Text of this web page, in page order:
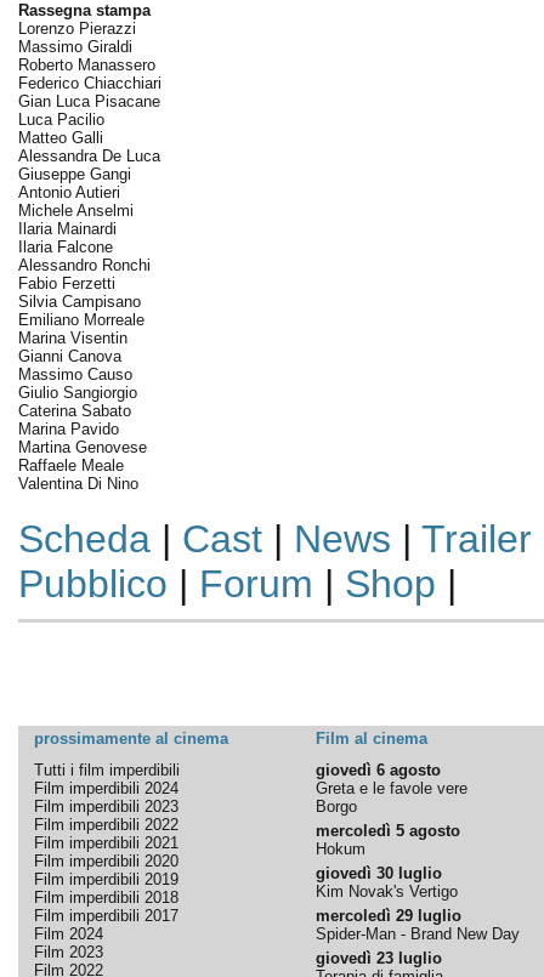
Rassegna stampa
Lorenzo Pierazzi
Massimo Giraldi
Roberto Manassero
Federico Chiacchiari
Gian Luca Pisacane
Luca Pacilio
Matteo Galli
Alessandra De Luca
Giuseppe Gangi
Antonio Autieri
Michele Anselmi
Ilaria Mainardi
Ilaria Falcone
Alessandro Ronchi
Fabio Ferzetti
Silvia Campisano
Emiliano Morreale
Marina Visentin
Gianni Canova
Massimo Causo
Giulio Sangiorgio
Caterina Sabato
Marina Pavido
Martina Genovese
Raffaele Meale
Valentina Di Nino
Scheda| Cast| News | Trailer
Pubblico | Forum | Shop |
prossimamente al cinema
Film al cinema
Tutti i film imperdibili
Film imperdibili 2024
Film imperdibili 2023
Film imperdibili 2022
Film imperdibili 2021
Film imperdibili 2020
Film imperdibili 2019
Film imperdibili 2018
Film imperdibili 2017
Film 2024
Film 2023
Film 2022
giovedì 6 agosto
Greta e le favole vere
Borgo
mercoledì 5 agosto
Hokum
giovedì 30 luglio
Kim Novak's Vertigo
mercoledì 29 luglio
Spider-Man - Brand New Day
giovedì 23 luglio